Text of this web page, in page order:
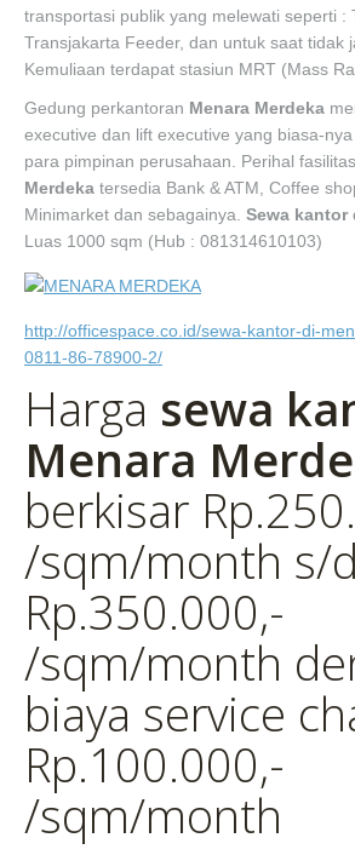
transportasi publik yang melewati seperti :
Transjakarta Feeder, dan untuk saat tidak
Kemuliaan terdapat stasiun MRT (Mass
Gedung perkantoran Menara Merdeka
executive dan lift executive yang biasa-
para pimpinan perusahaan. Perihal
Merdeka tersedia Bank & ATM, Coffee
Minimarket dan sebagainya. Sewa kantor
Luas 1000 sqm (Hub : 081314610103)
http://officespace.co.id/sewa-kantor-di-
0811-86-78900-2/
Harga sewa
Menara
berkisar
/sqm/month s/d
Rp.350.000,-
/sqm/month
biaya service
Rp.100.000,-
/sqm/month